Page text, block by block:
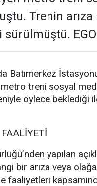
Trenin arıza
Batımerkez
treni sosyal
öylece beklediği
yapılan
bir arıza veya
faaliyetleri